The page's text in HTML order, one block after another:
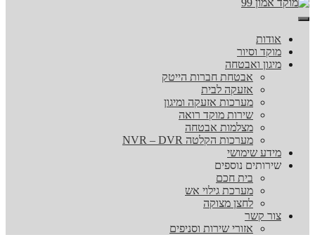
אודות
מוקד וסיור
מיגון ואבטחה
אבטחת חברות הייטק
אזעקה לבית
מערכות אזעקה ומיגון
שירות מוקד רואה
מצלמות אבטחה
מערכות הקלטה NVR – DVR
מידע שימושי
שירותים נוספים
בית חכם
מערכת גילוי אש
לחצן מצוקה
צור קשר
אזורי שירות וסניפים